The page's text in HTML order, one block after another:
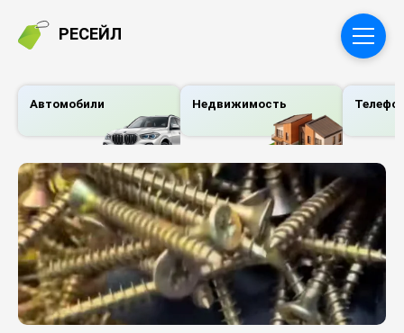
РЕСЕЙЛ
Автомобили Недвижимость